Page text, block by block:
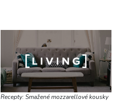
Recepty: Smažené mozzarellové kousky